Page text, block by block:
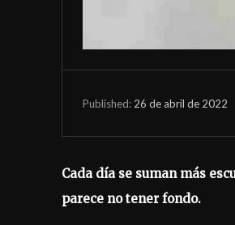
Published: 26 de abril de 2022
Cada día se suman más
parece no tener fondo.